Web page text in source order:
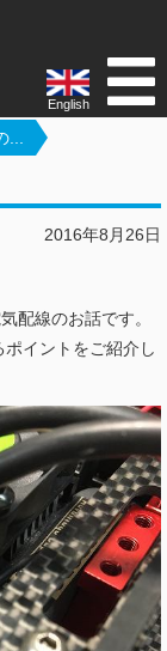
English
2016年8月26日
配線のお話です。
イントをご紹介し